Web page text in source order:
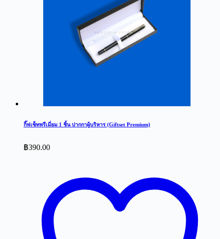
กิ๊ฟเซ็ทพรีเมี่ยม 1 ชิ้น ปากกาผู้บริหาร (Giftset Premium)
฿390.00